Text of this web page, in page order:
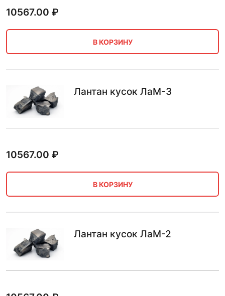
10567.00 ₽
В КОРЗИНУ
Лантан кусок ЛаМ-3
10567.00 ₽
В КОРЗИНУ
Лантан кусок ЛаМ-2